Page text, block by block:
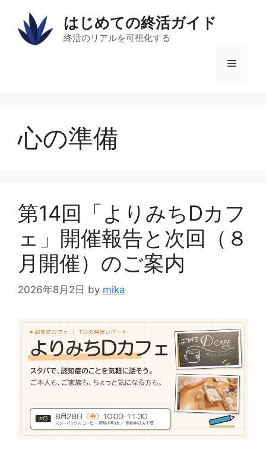
はじめての終活ガイド
終活のリアルを可視化する
メ
心の準備
第14回「よりみちDカフ
ェ」開催報告と次回（８
月開催）のご案内
2026年8月2日 by mika